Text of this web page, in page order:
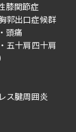
膝関節症
郭出口症候群
頭痛
五十肩四十肩
ス腱周囲炎